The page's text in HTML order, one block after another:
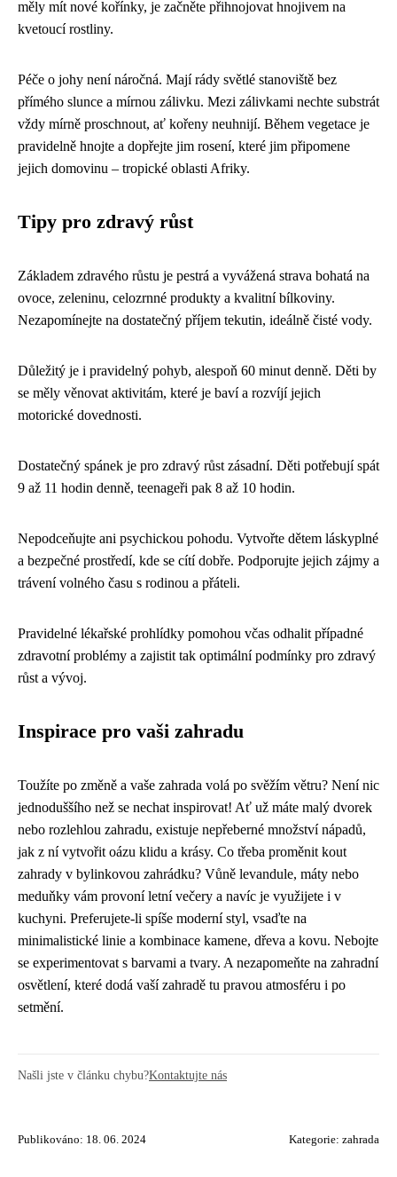
měly mít nové kořínky, je začněte přihnojovat hnojivem na
kvetoucí rostliny.
Péče o johy není náročná. Mají rády světlé stanoviště bez
přímého slunce a mírnou zálivku. Mezi zálivkami nechte substrát
vždy mírně proschnout, ať kořeny neuhnijí. Během vegetace je
pravidelně hnojte a dopřejte jim rosení, které jim připomene
jejich domovinu – tropické oblasti Afriky.
Tipy pro zdravý růst
Základem zdravého růstu je pestrá a vyvážená strava bohatá na
ovoce, zeleninu, celozrnné produkty a kvalitní bílkoviny.
Nezapomínejte na dostatečný příjem tekutin, ideálně čisté vody.
Důležitý je i pravidelný pohyb, alespoň 60 minut denně. Děti by
se měly věnovat aktivitám, které je baví a rozvíjí jejich
motorické dovednosti.
Dostatečný spánek je pro zdravý růst zásadní. Děti potřebují spát
9 až 11 hodin denně, teenageři pak 8 až 10 hodin.
Nepodceňujte ani psychickou pohodu. Vytvořte dětem láskyplné
a bezpečné prostředí, kde se cítí dobře. Podporujte jejich zájmy a
trávení volného času s rodinou a přáteli.
Pravidelné lékařské prohlídky pomohou včas odhalit případné
zdravotní problémy a zajistit tak optimální podmínky pro zdravý
růst a vývoj.
Inspirace pro vaši zahradu
Toužíte po změně a vaše zahrada volá po svěžím větru? Není nic
jednoduššího než se nechat inspirovat! Ať už máte malý dvorek
nebo rozlehlou zahradu, existuje nepřeberné množství nápadů,
jak z ní vytvořit oázu klidu a krásy. Co třeba proměnit kout
zahrady v bylinkovou zahrádku? Vůně levandule, máty nebo
meduňky vám provoní letní večery a navíc je využijete i v
kuchyni. Preferujete-li spíše moderní styl, vsaďte na
minimalistické linie a kombinace kamene, dřeva a kovu. Nebojte
se experimentovat s barvami a tvary. A nezapomeňte na zahradní
osvětlení, které dodá vaší zahradě tu pravou atmosféru i po
setmění.
Našli jste v článku chybu?Kontaktujte nás
Publikováno: 18. 06. 2024 Kategorie: zahrada